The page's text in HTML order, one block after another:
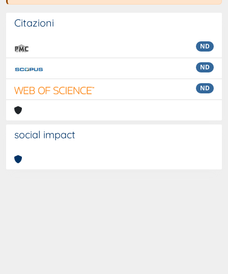
Citazioni
ND
ND
ND
social impact